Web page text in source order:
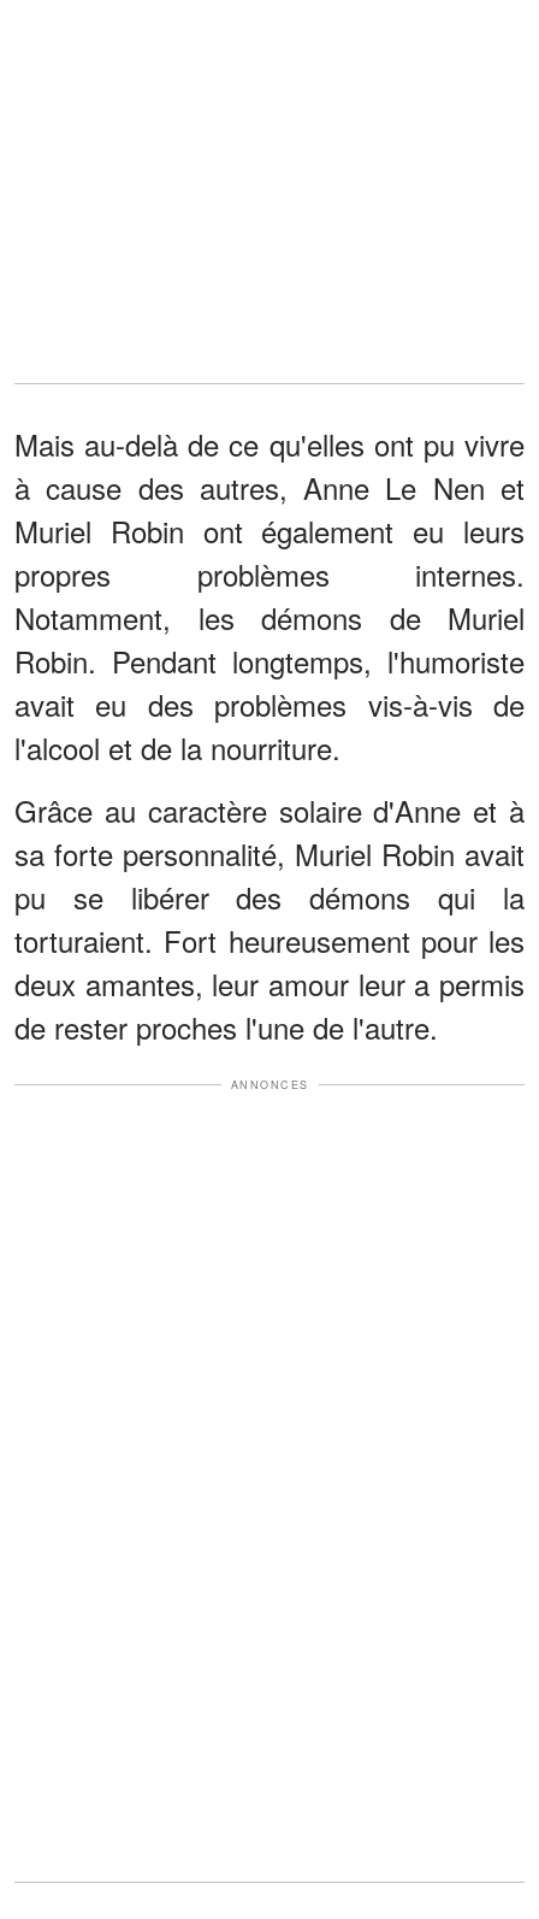
Mais au-delà de ce qu'elles ont pu vivre
à cause des autres, Anne Le Nen et
Muriel Robin ont également eu leurs
propres problèmes internes.
Notamment, les démons de Muriel
Robin. Pendant longtemps, l'humoriste
avait eu des problèmes vis-à-vis de
l'alcool et de la nourriture.
Grâce au caractère solaire d'Anne et à
sa forte personnalité, Muriel Robin avait
pu se libérer des démons qui la
torturaient. Fort heureusement pour les
deux amantes, leur amour leur a permis
de rester proches l'une de l'autre.
ANNONCES